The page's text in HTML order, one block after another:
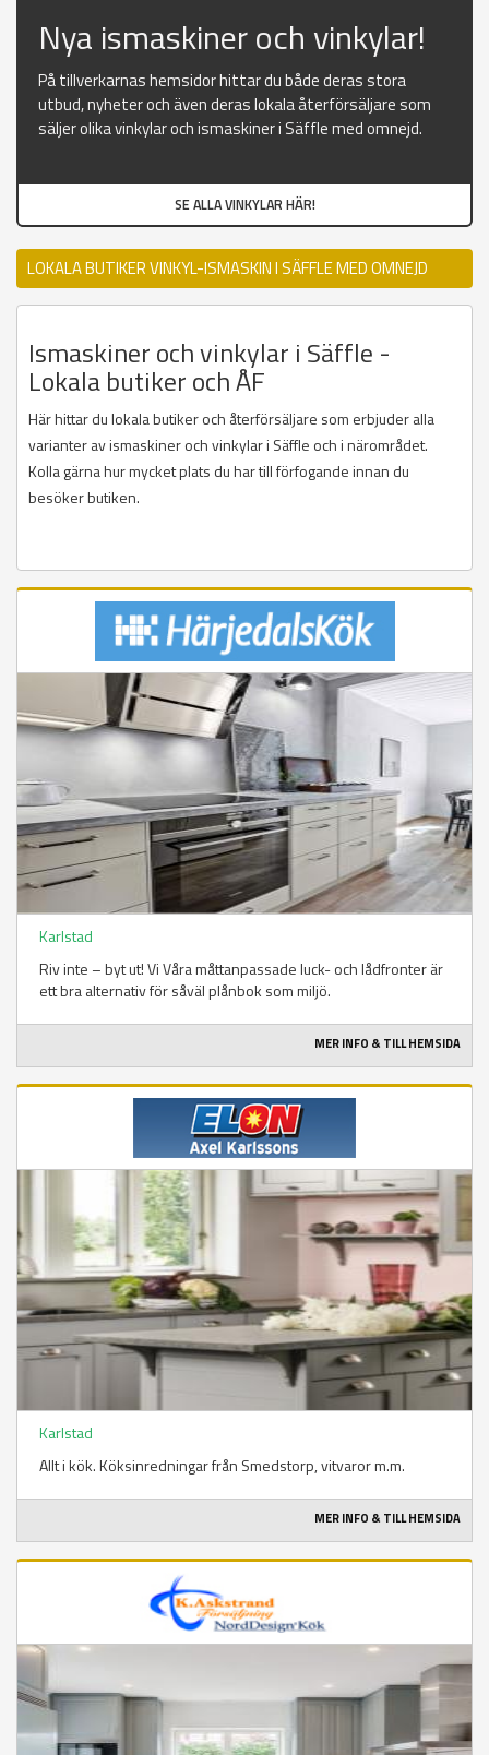
Nya ismaskiner och vinkylar!
På tillverkarnas hemsidor hittar du både deras stora
utbud, nyheter och även deras lokala återförsäljare som
säljer olika vinkylar och ismaskiner i Säffle med omnejd.
SE ALLA VINKYLAR HÄR!
LOKALA BUTIKER VINKYL-ISMASKIN I SÄFFLE MED OMNEJD
Ismaskiner och vinkylar i Säffle -
Lokala butiker och ÅF
Här hittar du lokala butiker och återförsäljare som erbjuder alla
varianter av ismaskiner och vinkylar i Säffle och i närområdet.
Kolla gärna hur mycket plats du har till förfogande innan du
besöker butiken.
Karlstad
Riv inte – byt ut! Vi Våra måttanpassade luck- och lådfronter är
ett bra alternativ för såväl plånbok som miljö.
MER INFO & TILL HEMSIDA
Karlstad
Allt i kök. Köksinredningar från Smedstorp, vitvaror m.m.
MER INFO & TILL HEMSIDA